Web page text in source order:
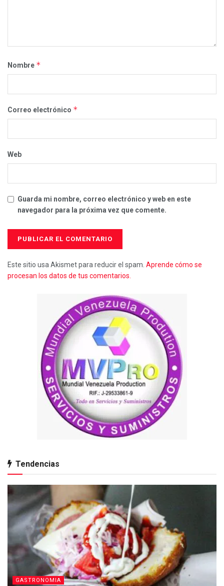
Nombre *
Correo electrónico *
Web
Guarda mi nombre, correo electrónico y web en este
navegador para la próxima vez que comente.
Este sitio usa Akismet para reducir el spam. Aprende cómo se
procesan los datos de tus comentarios.
Tendencias
GASTRONOMIA